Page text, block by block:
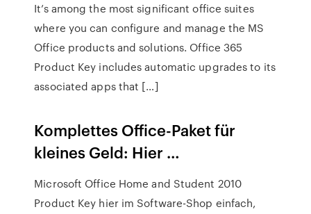
It’s among the most significant office suites
where you can configure and manage the MS
Office products and solutions. Office 365
Product Key includes automatic upgrades to its
associated apps that […]
Komplettes Office-Paket für
kleines Geld: Hier …
Microsoft Office Home and Student 2010
Product Key hier im Software-Shop einfach,